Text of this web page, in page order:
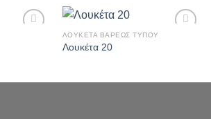
ΛΟΥΚΕΤΑ ΒΑΡΕΩΣ ΤΥΠΟΥ
Λουκέτα 20